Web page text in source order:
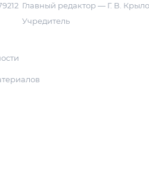
Главный редактор — Г. В.
Учредитель